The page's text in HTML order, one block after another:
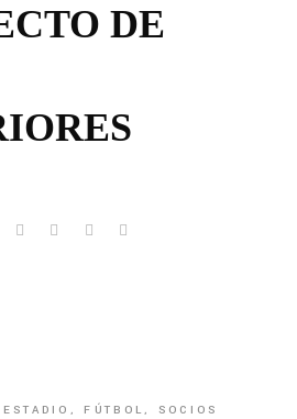
DE
ESTADIO , FÚTBOL , SOCIOS